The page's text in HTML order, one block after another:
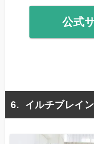
公式
イルチブレイ